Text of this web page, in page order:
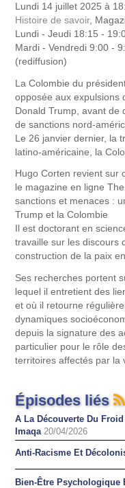
Lundi 14 juillet 2025 à
Histoire de savoir,
Lundi - Jeudi 18:15 -
Mardi - Vendredi 9:00 -
(rediffusion)
La Colombie du
opposée aux expulsions
Donald Trump, avant de
de sanctions nord-
Le 26 janvier dernier, la
latino-américaine, la
Hugo Corten revient sur
le magazine en ligne
sanctions et menaces :
Trump et la Colombie
Il est doctorant en
travaille sur les discours
construction de la paix
Ses recherches portent
lequel il entretient des
et où il retourne
dynamiques
depuis la signature des
particulier pour le rôle
territoires affectés par la
Épisodes liés
A La Découverte Du Froid
Imaqa 20/04/2026
Anti-Racisme Et
Bien-Être Psychologique